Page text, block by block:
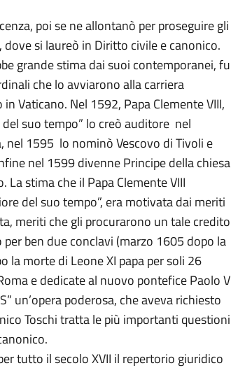
poi se ne allontanò per proseguire gli
si laureò in Diritto civile e canonico.
grande stima dai suoi contemporanei, fu
che lo avviarono alla carriera
Vaticano. Nel 1592, Papa Clemente VIII,
suo tempo” lo creò auditore nel
nel 1595 lo nominò Vescovo di Tivoli e
nel 1599 divenne Principe della chiesa
stima che il Papa Clemente VIII
del suo tempo”, era motivata dai meriti
meriti che gli procurarono un tale credito
ben due conclavi (marzo 1605 dopo la
la morte di Leone XI papa per soli 26
e dedicate al nuovo pontefice Paolo V
un’opera poderosa, che aveva richiesto
Toschi tratta le più importanti questioni
tutto il secolo XVII il repertorio giuridico